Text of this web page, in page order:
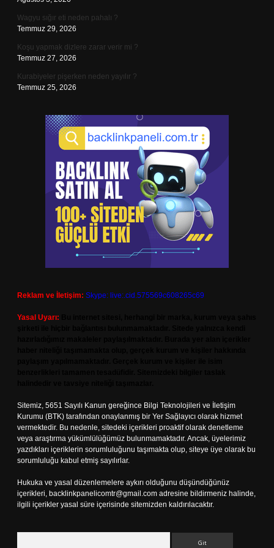
Wagyu sığır eti neden pahalı ?
Temmuz 29, 2026
Koşu yapmak dizlere zarar verir mi ?
Temmuz 27, 2026
Kurabiyeler pişerken neden yayılır ?
Temmuz 25, 2026
Reklam ve İletişim: Skype: live:.cid.575569c608265c69
Yasal Uyarı:
Sitemiz, 5651 Sayılı Kanun gereğince Bilgi Teknolojileri ve İletişim
Kurumu (BTK) tarafından onaylanmış bir Yer Sağlayıcı olarak hizmet
vermektedir. Bu nedenle, sitedeki içerikleri proaktif olarak denetleme
veya araştırma yükümlülüğümüz bulunmamaktadır. Ancak, üyelerimiz
yazdıkları içeriklerin sorumluluğunu taşımakta olup, siteye üye olarak bu
sorumluluğu kabul etmiş sayılırlar.
Hukuka ve yasal düzenlemelere aykırı olduğunu düşündüğünüz
içerikleri, backlinkpanelicomtr@gmail.com adresine bildirmeniz halinde,
ilgili içerikler yasal süre içerisinde sitemizden kaldırılacaktır.